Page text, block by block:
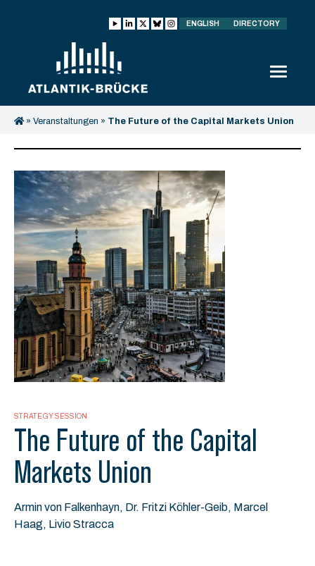
ENGLISH DIRECTORY
» Veranstaltungen » The Future of the Capital Markets Union
STRATEGY SESSION
The Future of the Capital
Markets Union
Armin von Falkenhayn, Dr. Fritzi Köhler-Geib, Marcel
Haag, Livio Stracca